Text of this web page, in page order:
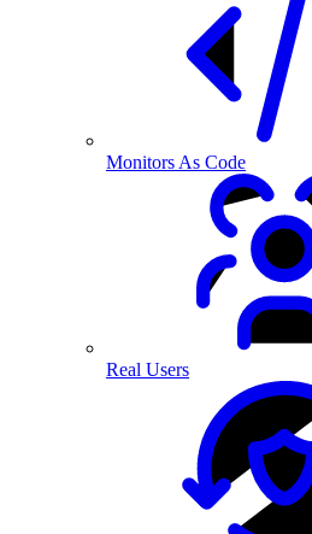
Monitors As Code
Real Users